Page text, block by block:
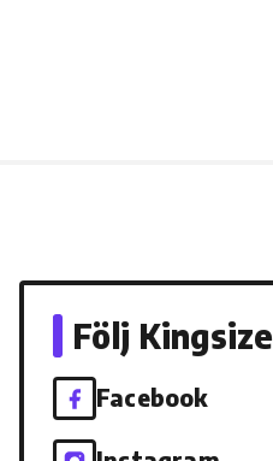
Följ Kingsize
Facebook